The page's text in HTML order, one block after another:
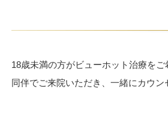
18歳未満の方がビューホット治療を
同伴でご来院いただき、一緒にカウ